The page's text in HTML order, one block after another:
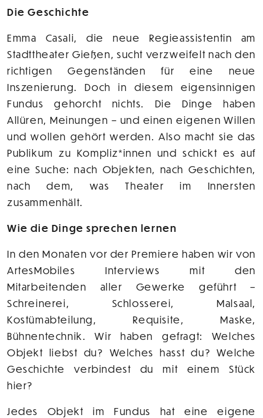
Die Geschichte
Emma Casali, die neue Regieassistentin am
Stadttheater Gießen, sucht verzweifelt nach den
richtigen Gegenständen für eine neue
Inszenierung. Doch in diesem eigensinnigen
Fundus gehorcht nichts. Die Dinge haben
Allüren, Meinungen – und einen eigenen Willen
und wollen gehört werden. Also macht sie das
Publikum zu Kompliz*innen und schickt es auf
eine Suche: nach Objekten, nach Geschichten,
nach dem, was Theater im Innersten
zusammenhält.
Wie die Dinge sprechen lernen
In den Monaten vor der Premiere haben wir von
ArtesMobiles Interviews mit den
Mitarbeitenden aller Gewerke geführt –
Schreinerei, Schlosserei, Malsaal,
Kostümabteilung, Requisite, Maske,
Bühnentechnik. Wir haben gefragt: Welches
Objekt liebst du? Welches hasst du? Welche
Geschichte verbindest du mit einem Stück
hier?
Jedes Objekt im Fundus hat eine eigene